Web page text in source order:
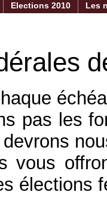
Elections 2010 Les
pas les
vous
élections